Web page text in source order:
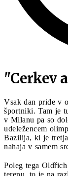
"Cerkev
Vsak dan pride v
športniki. Tam je
v Milanu pa so
udeležencem
Bazilija, ki je tretja
nahaja v samem
Poleg tega
terenu, to je na